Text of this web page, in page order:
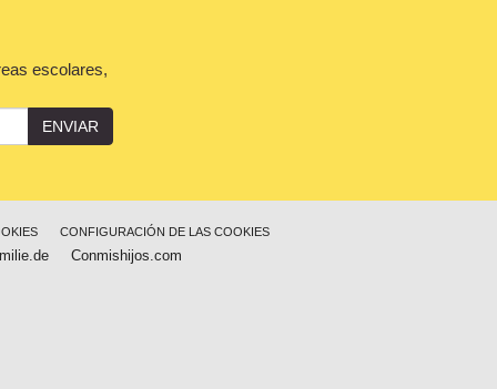
escolares,
ENVIAR
CONFIGURACIÓN DE LAS COOKIES
Conmishijos.com